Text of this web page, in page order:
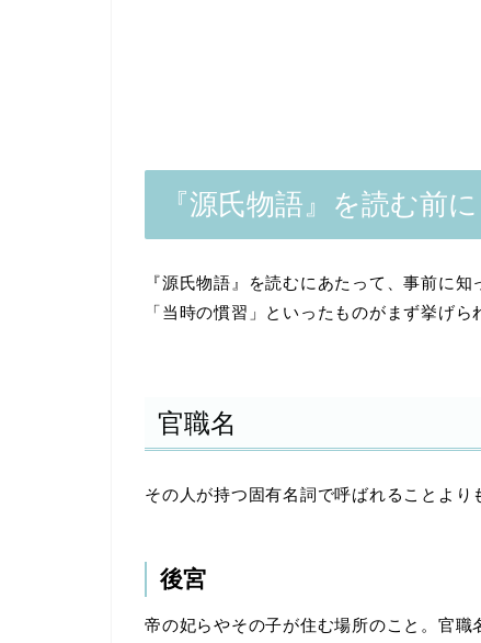
『源氏物語』を読む前に
『源氏物語』を読むにあたって、事前に
「当時の慣習」といったものがまず挙げ
官職名
その人が持つ固有名詞で呼ばれることより
後宮
帝の妃らやその子が住む場所のこと。官職